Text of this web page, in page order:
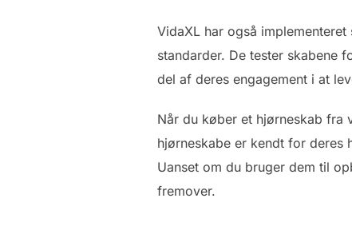
VidaXL har også
standarder. De tester skabene
del af deres engagement i at
Når du køber et hjørneskab
hjørneskabe er kendt for
Uanset om du bruger dem til
fremover.